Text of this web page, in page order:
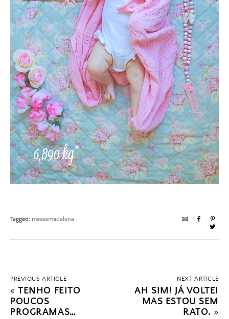
Tagged: mesesmadalena
PREVIOUS ARTICLE
«TENHO FEITO
POUCOS
PROGRAMAS…
NEXT ARTICLE
AH SIM! JÁ VOLTEI
MAS ESTOU SEM
RATO. »